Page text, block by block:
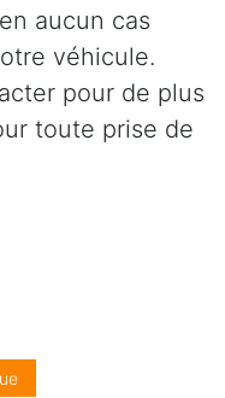
aucun cas
véhicule.
pour de plus
toute prise de